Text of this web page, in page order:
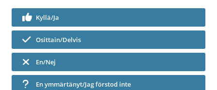
Kyllä/Ja
Osittain/Delvis
En/Nej
En ymmärtänyt/Jag förstod inte